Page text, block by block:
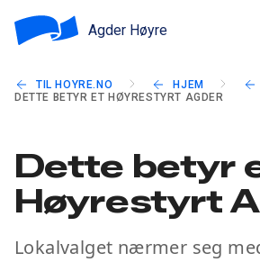
Agder Høyre
TIL HOYRE.NO HJEM
DETTE BETYR ET HØYRESTYRT AGDER
Dette betyr
Høyrestyrt
Lokalvalget nærmer seg